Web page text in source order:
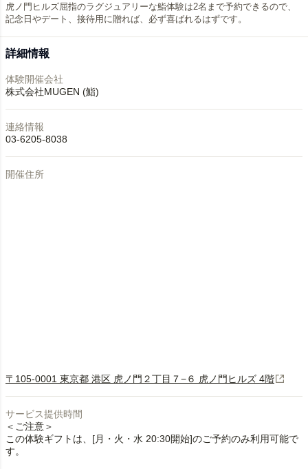
虎ノ門ヒルズ屈指のラグジュアリーな鮨体験は2名まで予約できるので、
記念日やデート、接待用に贈れば、必ず喜ばれるはずです。
詳細情報
体験開催会社
株式会社MUGEN (鮨)
連絡情報
03-6205-8038
開催住所
〒105-0001 東京都 港区 虎ノ門２丁目７−６ 虎ノ門ヒルズ 4階
サービス提供時間
＜ご注意＞
この体験ギフトは、[月・火・水 20:30開始]のご予約のみ利用可能で
す。